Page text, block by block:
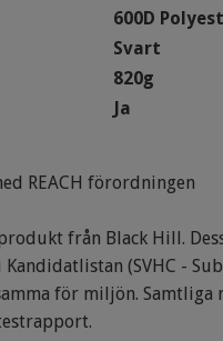
600D
Svart
820g
Ja
REACH förordningen
från Black Hill.
(SVHC -
för miljön.